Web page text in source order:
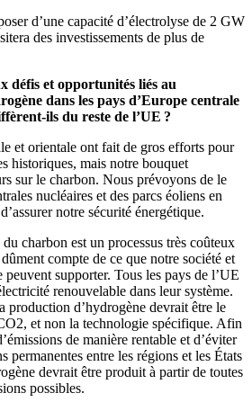
d’une capacité d’électrolyse de 2 GW
des investissements de plus de
défis et opportunités liés au
dans les pays d’Europe centrale
ils du reste de l’UE ?
et orientale ont fait de gros efforts pour
historiques, mais notre bouquet
sur le charbon. Nous prévoyons de le
nucléaires et des parcs éoliens en
notre sécurité énergétique.
charbon est un processus très coûteux
compte de ce que notre société et
peuvent supporter. Tous les pays de l’UE
renouvelable dans leur système.
production d’hydrogène devrait être le
et non la technologie spécifique. Afin
de manière rentable et d’éviter
permanentes entre les régions et les États
devrait être produit à partir de toutes
possibles.